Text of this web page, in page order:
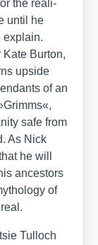
the rea­li­
until he
explain.
Bur­ton,
upsi­de
of an
safe from
As Nick
he will
ances­tors
of
Tul­loch